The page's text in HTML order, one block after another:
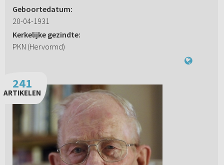
Geboortedatum:
20-04-1931
Kerkelijke gezindte:
PKN (Hervormd)
241
ARTIKELEN